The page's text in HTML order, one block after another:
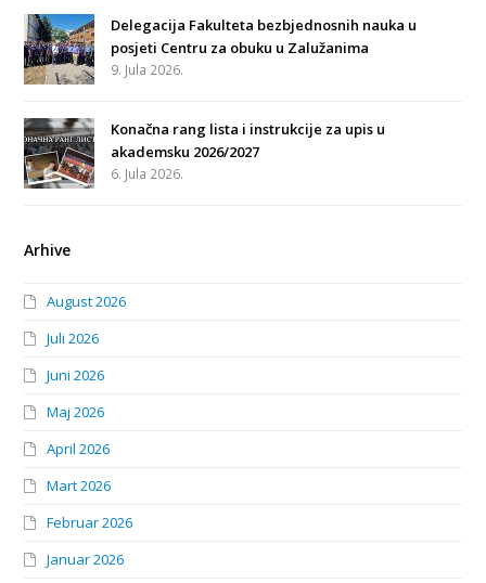
Delegacija Fakulteta bezbjednosnih nauka u
posjeti Centru za obuku u Zalužanima
9. Jula 2026.
Konačna rang lista i instrukcije za upis u
akademsku 2026/2027
6. Jula 2026.
Arhive
August 2026
Juli 2026
Juni 2026
Maj 2026
April 2026
Mart 2026
Februar 2026
Januar 2026